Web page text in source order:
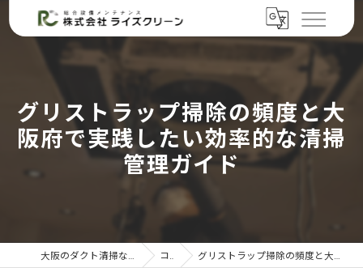
グリストラップ掃除の頻度と大
阪府で実践したい効率的な清掃
管理ガイド
大阪のダクト清掃なら株式会社ライズクリーン コラム グリストラップ掃除の頻度と大阪府で実践したい効率的な清掃管理ガイド